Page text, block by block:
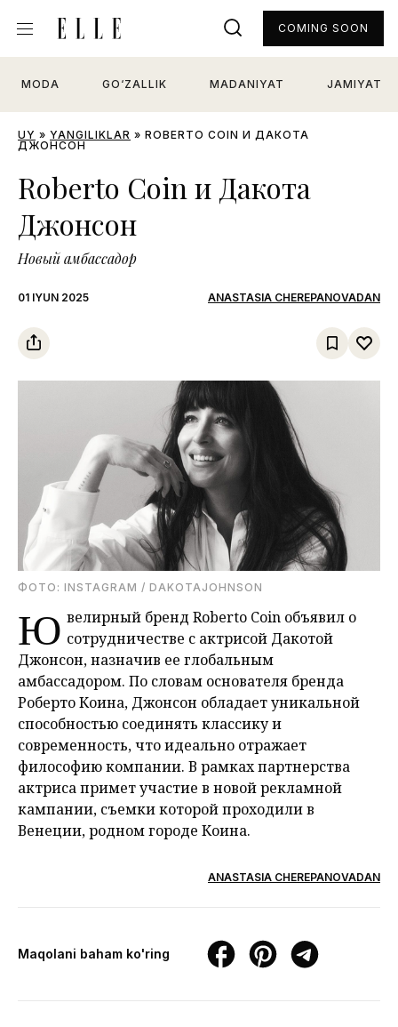
MODA GO‘ZALLIK MADANIYAT JAMIYAT
COMING SOON
UY » YANGILIKLAR » ROBERTO COIN И ДАКОТА
ДЖОНСОН
Roberto Coin и Дакота
Джонсон
Новый амбассадор
01 IYUN 2025 ANASTASIA CHEREPANOVADAN
ФОТО: INSTAGRAM / DAKOTAJOHNSON
Ю велирный бренд Roberto Coin объявил о
сотрудничестве с актрисой Дакотой
Джонсон, назначив ее глобальным
амбассадором. По словам основателя бренда
Роберто Коина, Джонсон обладает уникальной
способностью соединять классику и
современность, что идеально отражает
философию компании. В рамках партнерства
актриса примет участие в новой рекламной
кампании, съемки которой проходили в
Венеции, родном городе Коина.
ANASTASIA CHEREPANOVADAN
Maqolani baham ko'ring